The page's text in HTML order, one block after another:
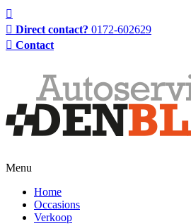
Direct contact? 0172-602629
Contact
Menu
Home
Occasions
Verkoop